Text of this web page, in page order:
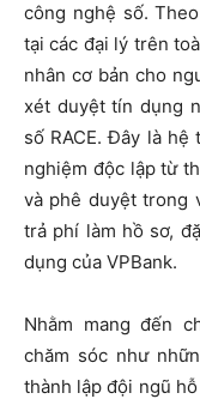
công nghệ số.
tại các đại lý trên
nhân cơ bản cho
xét duyệt tín dụng
số RACE. Đây là
nghiệm độc lập từ
và phê duyệt trong
trả phí làm hồ sơ,
dụng của VPBank.
Nhằm mang đến
chăm sóc như
thành lập đội ngũ